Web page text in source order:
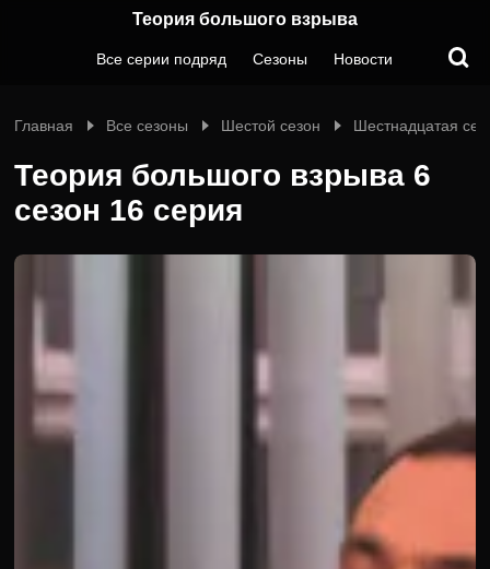
Теория большого взрыва
Все серии подряд Сезоны Новости
Главная Все сезоны Шестой сезон Шестнадцатая
Теория большого взрыва 6
сезон 16 серия